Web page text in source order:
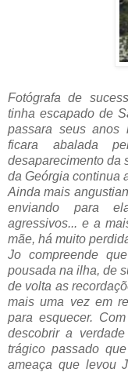
Fotógrafa de
tinha escapado de
passara seus anos
ficara abalada
desaparecimento da
da Geórgia continua
Ainda mais
enviando para
agressivos... e a
mãe, há muito
Jo compreende
pousada na ilha, de
de volta as
mais uma vez em
para esquecer.
descobrir a
trágico passado
ameaça que levou